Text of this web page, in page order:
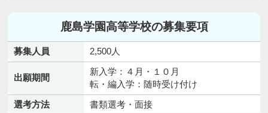
鹿島学園高等学校の募集要項
募集人員 2,500人
出願期間
新入学：４月・１０月
転・編入学：随時受け付け
選考方法
書類選考・面接